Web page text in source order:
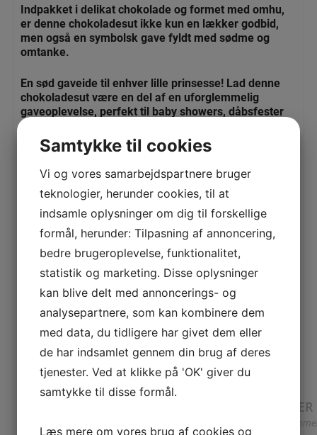
Indpakket i delikat chokolade og formet med omhu,
er denne chokoladesut ikke kun en lækker godbid,
men også en symbolsk gave fyldt med sødme og
omtanke.
En sød gaveide til enhver lille prinsesse! Lad denne
chokoladesut være en del af en uforglemmelig
gaveoplevelse, perfekt til baby showers, dåbsfester
eller som en kærlig overraskelse til en nyfødt
prinsesse.
Sutten, der smelter hjerter og giver smagsløgene en
fornøjelig dans!
Hvor længe holder chokoladen sig?
Mindst 12 – 24 måneder efter købet
indeholder 30 g
YDERLIGERE INFORMATION
Vægt 0.0300 kg
ANMELDELSER
Der er endnu ikke nogle
Samtykke til cookies
Vi og vores samarbejdspartnere bruger
teknologier, herunder cookies, til at
indsamle oplysninger om dig til forskellige
formål, herunder: Tilpasning af annoncering,
bedre brugeroplevelse, funktionalitet,
statistik og marketing. Disse oplysninger
kan blive delt med annoncerings- og
analysepartnere, som kan kombinere dem
med data, du tidligere har givet dem eller
de har indsamlet gennem din brug af deres
tjenester. Ved at klikke på 'OK' giver du
samtykke til disse formål.
Læs mere om vores brug af cookies og